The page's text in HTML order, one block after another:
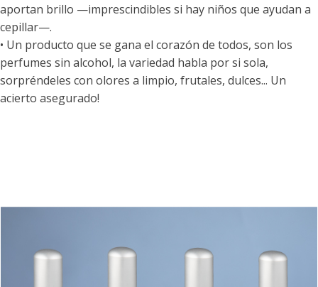
aportan brillo —imprescindibles si hay niños que ayudan a
cepillar—.
• Un producto que se gana el corazón de todos, son los
perfumes sin alcohol, la variedad habla por si sola,
sorpréndeles con olores a limpio, frutales, dulces... Un
acierto asegurado!